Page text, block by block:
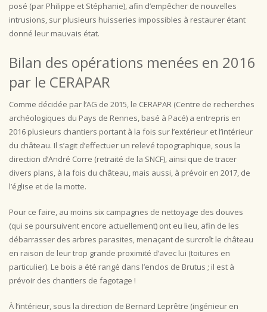
posé (par Philippe et Stéphanie), afin d’empêcher de nouvelles
intrusions, sur plusieurs huisseries impossibles à restaurer étant
donné leur mauvais état.
Bilan des opérations menées en 2016
par le CERAPAR
Comme décidée par l’AG de 2015, le CERAPAR (Centre de recherches
archéologiques du Pays de Rennes, basé à Pacé) a entrepris en
2016 plusieurs chantiers portant à la fois sur l’extérieur et l’intérieur
du château. Il s’agit d’effectuer un relevé topographique, sous la
direction d’André Corre (retraité de la SNCF), ainsi que de tracer
divers plans, à la fois du château, mais aussi, à prévoir en 2017, de
l’église et de la motte.
Pour ce faire, au moins six campagnes de nettoyage des douves
(qui se poursuivent encore actuellement) ont eu lieu, afin de les
débarrasser des arbres parasites, menaçant de surcroît le château
en raison de leur trop grande proximité d’avec lui (toitures en
particulier). Le bois a été rangé dans l’enclos de Brutus ; il est à
prévoir des chantiers de fagotage !
À l’intérieur, sous la direction de Bernard Leprêtre (ingénieur en